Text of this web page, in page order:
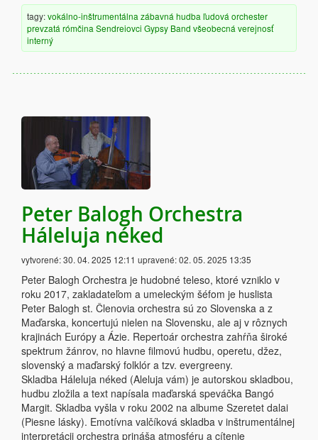
tagy:vokálno-inštrumentálna zábavná hudba ľudová orchester
prevzatá rómčina Sendreiovci Gypsy Band všeobecná verejnosť
interný
Peter Balogh Orchestra
Háleluja néked
vytvorené:30. 04. 2025 12:11 upravené:02. 05. 2025 13:35
Peter Balogh Orchestra je hudobné teleso, ktoré vzniklo v
roku 2017, zakladateľom a umeleckým šéfom je huslista
Peter Balogh st. Členovia orchestra sú zo Slovenska a z
Maďarska, koncertujú nielen na Slovensku, ale aj v rôznych
krajinách Európy a Ázie. Repertoár orchestra zahŕňa široké
spektrum žánrov, no hlavne filmovú hudbu, operetu, džez,
slovenský a maďarský folklór a tzv. evergreeny.
Skladba Háleluja néked (Aleluja vám) je autorskou skladbou,
hudbu zložila a text napísala maďarská speváčka Bangó
Margit. Skladba vyšla v roku 2002 na albume Szeretet dalai
(Piesne lásky). Emotívna valčíková skladba v inštrumentálnej
interpretácii orchestra prináša atmosféru a cítenie